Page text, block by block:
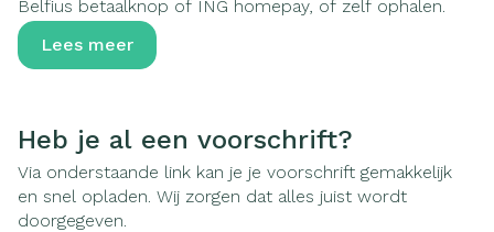
Belfius betaalknop of ING homepay, of zelf ophalen.
Lees meer
Heb je al een voorschrift?
Via onderstaande link kan je je voorschrift gemakkelijk
en snel opladen. Wij zorgen dat alles juist wordt
doorgegeven.